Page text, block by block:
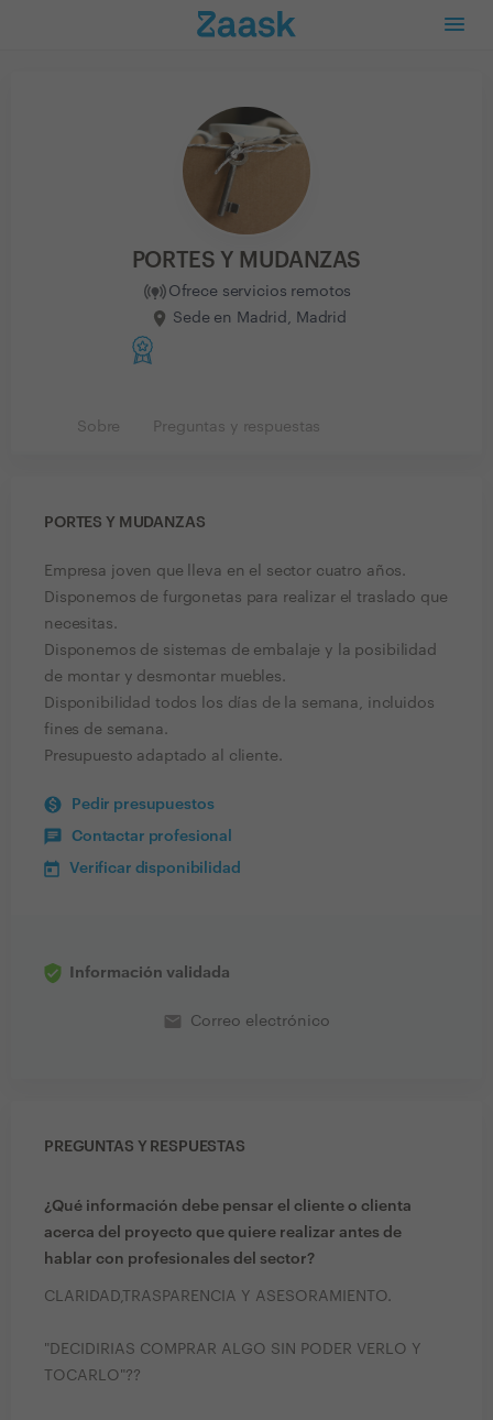
PORTES Y MUDANZAS
Ofrece servicios remotos
Sede en Madrid, Madrid
Sobre Preguntas y respuestas
PORTES Y MUDANZAS
Empresa joven que lleva en el sector cuatro años.
Disponemos de furgonetas para realizar el traslado que
necesitas.
Disponemos de sistemas de embalaje y la posibilidad
de montar y desmontar muebles.
Disponibilidad todos los días de la semana, incluidos
fines de semana.
Presupuesto adaptado al cliente.
Pedir presupuestos
Contactar profesional
Verificar disponibilidad
Información validada
email Correo electrónico
PREGUNTAS Y RESPUESTAS
¿Qué información debe pensar el cliente o clienta
acerca del proyecto que quiere realizar antes de
hablar con profesionales del sector?
CLARIDAD,TRASPARENCIA Y ASESORAMIENTO.
"DECIDIRIAS COMPRAR ALGO SIN PODER VERLO Y
TOCARLO"??